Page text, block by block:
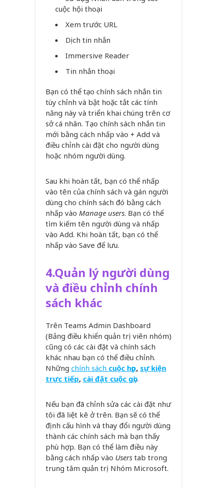
cuộc hội thoại
Xem trước URL
Dịch tin nhắn
Immersive Reader
Tin nhắn thoại
Bạn có thể tạo chính sách nhắn tin
tùy chỉnh và bật hoặc tắt các tính
năng này và triển khai chúng trên cơ
sở cá nhân. Tạo chính sách nhắn tin
mới bằng cách nhấp vào + Add và
điều chỉnh cài đặt cho người dùng
hoặc nhóm người dùng.
Sau khi hoàn tất, bạn có thể nhấp
vào tên của chính sách và gán người
dùng cho chính sách đó bằng cách
nhấp vào Manage users. Bạn có thể
tìm kiếm tên người dùng và nhấp
vào Add. Khi hoàn tất, bạn có thể
nhấp vào Save để lưu.
4.Quản lý người dùng
và điều chỉnh chính
sách khác
Trên Teams Admin Dashboard
(Bảng điều khiển quản trị viên nhóm)
cũng có các cài đặt và chính sách
khác nhau bạn có thể điều chỉnh.
Những chính sách cuộc họp, sự kiện
trực tiếp, cài đặt cuộc gọi..
Nếu bạn đã chỉnh sửa các cài đặt như
tôi đã liệt kê ở trên. Bạn sẽ có thể
định cấu hình và thay đổi người dùng
thành các chính sách mà bạn thấy
phù hợp. Bạn có thể làm điều này
bằng cách nhấp vào Users tab trong
trung tâm quản trị Nhóm Microsoft.